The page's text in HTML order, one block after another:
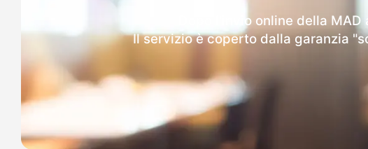
Dopo l'invio online della
Il servizio è coperto dalla garanzia